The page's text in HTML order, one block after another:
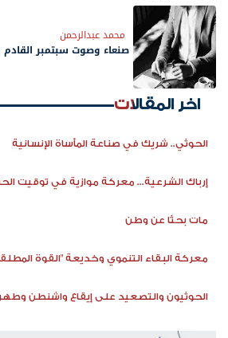
محمد عبدالرحمن
صنعاء وصوت سبتمبر
اخر المقالات
الحوثي.. شريك في صناعة المأساة الإنسانية
إرباك الشرعية... معركة موازية في توقيت
مات بحثًا عن وطن
معركة البقاء التنموي وخديعة "القوة
الحوثيون والتصعيد على إيقاع واشنطن